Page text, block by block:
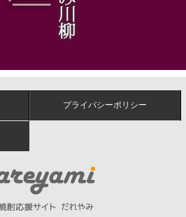
プライバシーポリシー